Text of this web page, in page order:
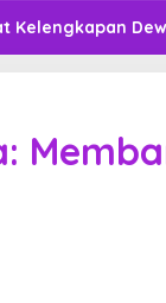
Kelengkapan